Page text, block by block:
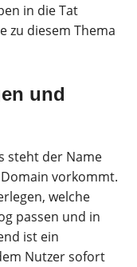
in die Tat
zu diesem Thema
und
steht der Name
vorkommt.
welche
passen und in
ist ein
Nutzer sofort